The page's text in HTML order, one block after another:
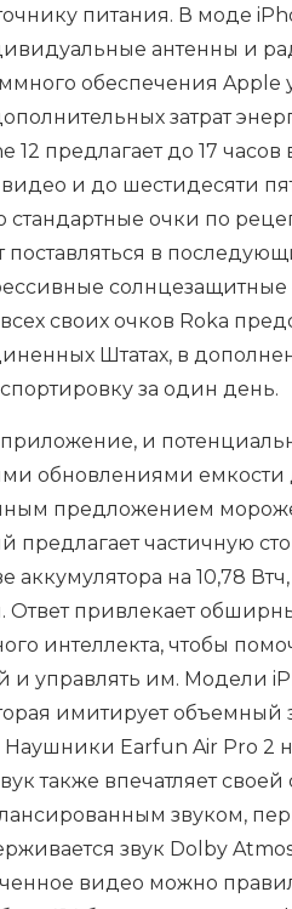
питания. В моде
антенны и
обеспечения Apple
затрат
предлагает до 17
и до шестидесяти
стандартные очки по
в
своих очков Roka
Штатах, в
за один день.
и
обновлениями
предложением
предлагает частичную
аккумулятора на 10,78
Ответ привлекает
интеллекта, чтобы
и управлять им. Модели
имитирует объемный
Earfun Air Pro 2
также впечатляет своей
звуком,
звук Dolby
видео можно